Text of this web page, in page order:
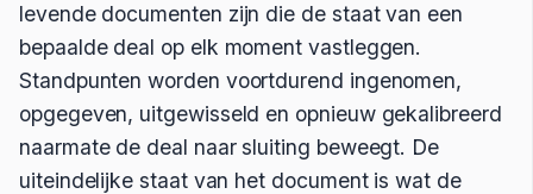
levende documenten zijn die de staat van een
bepaalde deal op elk moment vastleggen.
Standpunten worden voortdurend ingenomen,
opgegeven, uitgewisseld en opnieuw gekalibreerd
naarmate de deal naar sluiting beweegt. De
uiteindelijke staat van het document is wat de